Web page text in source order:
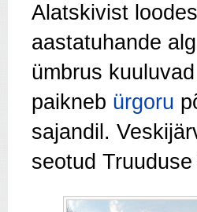
Alatskivist
aastatuhande
ümbrus kuuluvad
paikneb ürgoru
sajandil.
seotud